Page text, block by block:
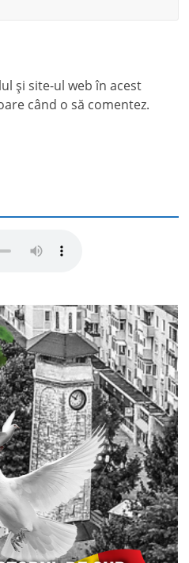
și site-ul web în acest
când o să comentez.